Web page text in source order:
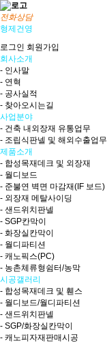
전화상담
형제건영
로그인 회원가입
회사소개
- 인사말
- 연혁
- 공사실적
- 찾아오시는길
사업분야
- 건축 내외장재 유통업무
- 조립식판넬 및 해외수출업무
제품소개
- 합성목재데크 및 외장재
- 월디보드
- 준불연 벽면 마감재(IF 보드)
- 외장재 메탈사이딩
- 샌드위치판넬
- SGP칸막이
- 화장실칸막이
- 월디파티션
- 캐노픽스(PC)
- 농촌체류형쉼터/농막
시공갤러리
- 합성목재데크 및 휀스
- 월디보드/월디파티션
- 샌드위치판넬
- SGP/화장실칸막이
- 캐노피자재판매시공